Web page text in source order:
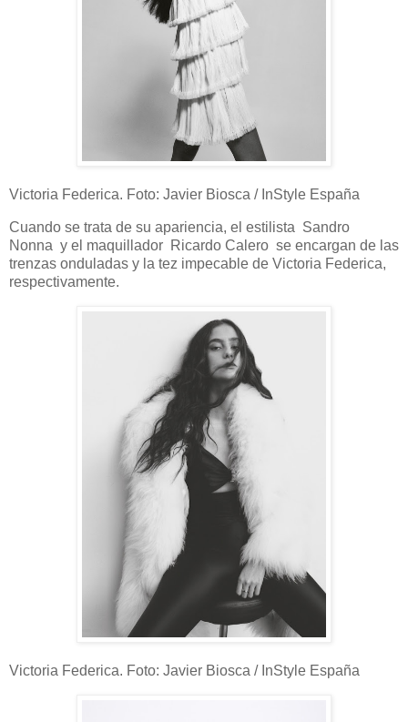
Victoria Federica. Foto: Javier Biosca / InStyle España
Cuando se trata de su apariencia, el estilista Sandro
Nonna y el maquillador Ricardo Calero se encargan de las
trenzas onduladas y la tez impecable de Victoria Federica,
respectivamente.
Victoria Federica. Foto: Javier Biosca / InStyle España